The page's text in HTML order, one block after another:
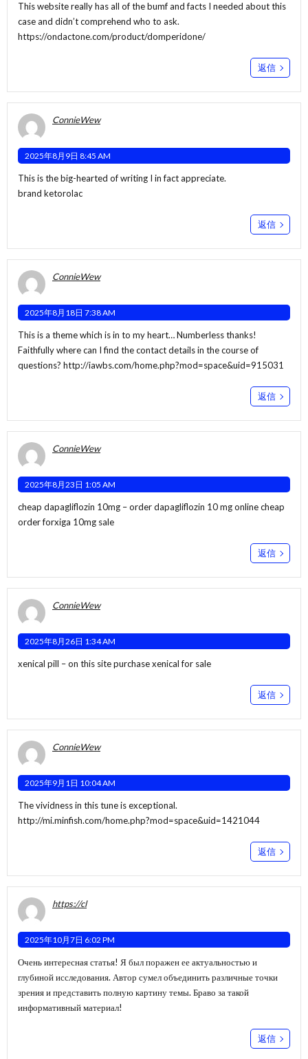
This website really has all of the bumf and facts I needed about this
case and didn’t comprehend who to ask.
https://ondactone.com/product/domperidone/
返信
ConnieWew
2025年8月9日 8:45 AM
This is the big-hearted of writing I in fact appreciate.
brand ketorolac
返信
ConnieWew
2025年8月18日 7:38 AM
This is a theme which is in to my heart… Numberless thanks!
Faithfully where can I find the contact details in the course of
questions? http://iawbs.com/home.php?mod=space&uid=915031
返信
ConnieWew
2025年8月23日 1:05 AM
cheap dapagliflozin 10mg –order dapagliflozin 10 mg online cheap
order forxiga 10mg sale
返信
ConnieWew
2025年8月26日 1:34 AM
xenical pill –on this sitepurchase xenical for sale
返信
ConnieWew
2025年9月1日 10:04 AM
The vividness in this tune is exceptional.
http://mi.minfish.com/home.php?mod=space&uid=1421044
返信
https://cl
2025年10月7日 6:02 PM
Очень интересная статья! Я был поражен ее актуальностью и
глубиной исследования. Автор сумел объединить различные точки
зрения и представить полную картину темы. Браво за такой
информативный материал!
返信